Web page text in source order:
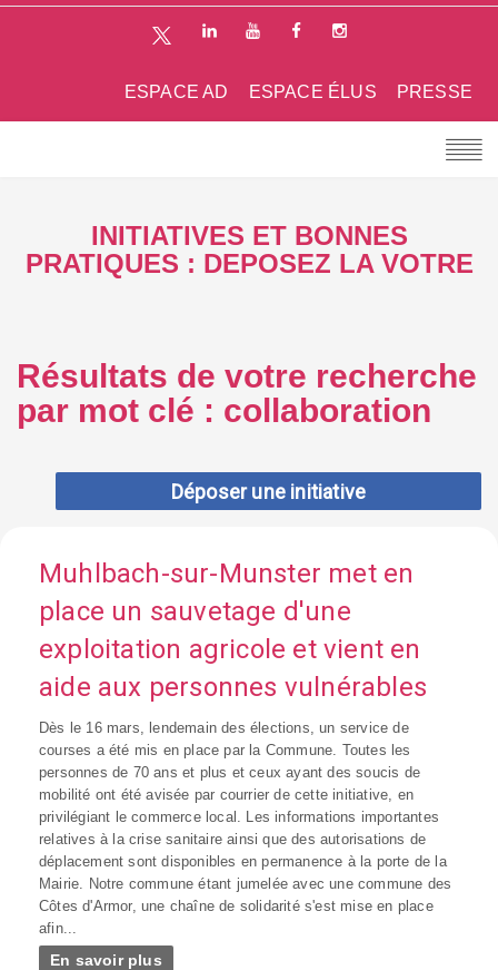
PRESSE
ESPACE ÉLUS
ESPACE AD
INITIATIVES ET BONNES
PRATIQUES : DEPOSEZ LA VOTRE
Résultats de votre recherche
par mot clé : collaboration
Déposer une initiative
Muhlbach-sur-Munster met en
place un sauvetage d'une
exploitation agricole et vient en
aide aux personnes vulnérables
Dès le 16 mars, lendemain des élections, un service de
courses a été mis en place par la Commune. Toutes les
personnes de 70 ans et plus et ceux ayant des soucis de
mobilité ont été avisée par courrier de cette initiative, en
privilégiant le commerce local. Les informations importantes
relatives à la crise sanitaire ainsi que des autorisations de
déplacement sont disponibles en permanence à la porte de la
Mairie. Notre commune étant jumelée avec une commune des
Côtes d'Armor, une chaîne de solidarité s'est mise en place
afin...
En savoir plus